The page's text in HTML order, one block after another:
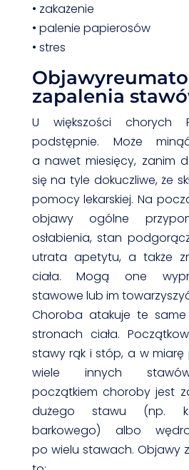
• zakażenie
• palenie papierosów
• stres
zapalenia
U większości chorych
podstępnie. Może
a nawet miesięcy, zanim
się na tyle dokuczliwe, że
pomocy lekarskiej. Na
objawy ogólne
osłabienia, stan
utrata apetytu, a także
ciała. Mogą one
stawowe lub im
Choroba atakuje te
stronach ciała.
stawy rąk i stóp, a w
wiele innych
początkiem choroby jest
dużego stawu (np.
barkowego) albo
po wielu stawach. Objawy